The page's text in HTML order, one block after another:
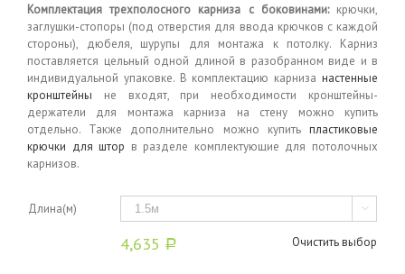
Комплектация трехполосного карниза с боковинами:крючки,
заглушки-стопоры (под отверстия для ввода крючков с каждой
стороны), дюбеля, шурупы для монтажа к потолку. Карниз
поставляется цельный одной длиной в разобранном виде и в
индивидуальной упаковке. В комплектацию карниза настенные
кронштейны не входят, при необходимости кронштейны-
держатели для монтажа карниза на стену можно купить
отдельно. Также дополнительно можно купить пластиковые
крючки для штор в разделе комплектующие для потолочных
карнизов.
Длина(м) 
4,635 Р Очистить выбор